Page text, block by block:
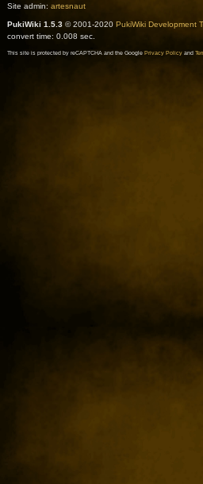
Site admin: artesnaut
PukiWiki 1.5.3© 2001-2020 PukiWiki Development
convert time: 0.008 sec.
This site is protected by reCAPTCHA and the Google Privacy Policyand